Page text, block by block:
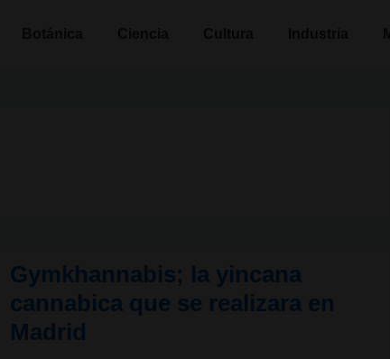
Gymkhannabis; la yincana
cannabica que se realizara en
Madrid